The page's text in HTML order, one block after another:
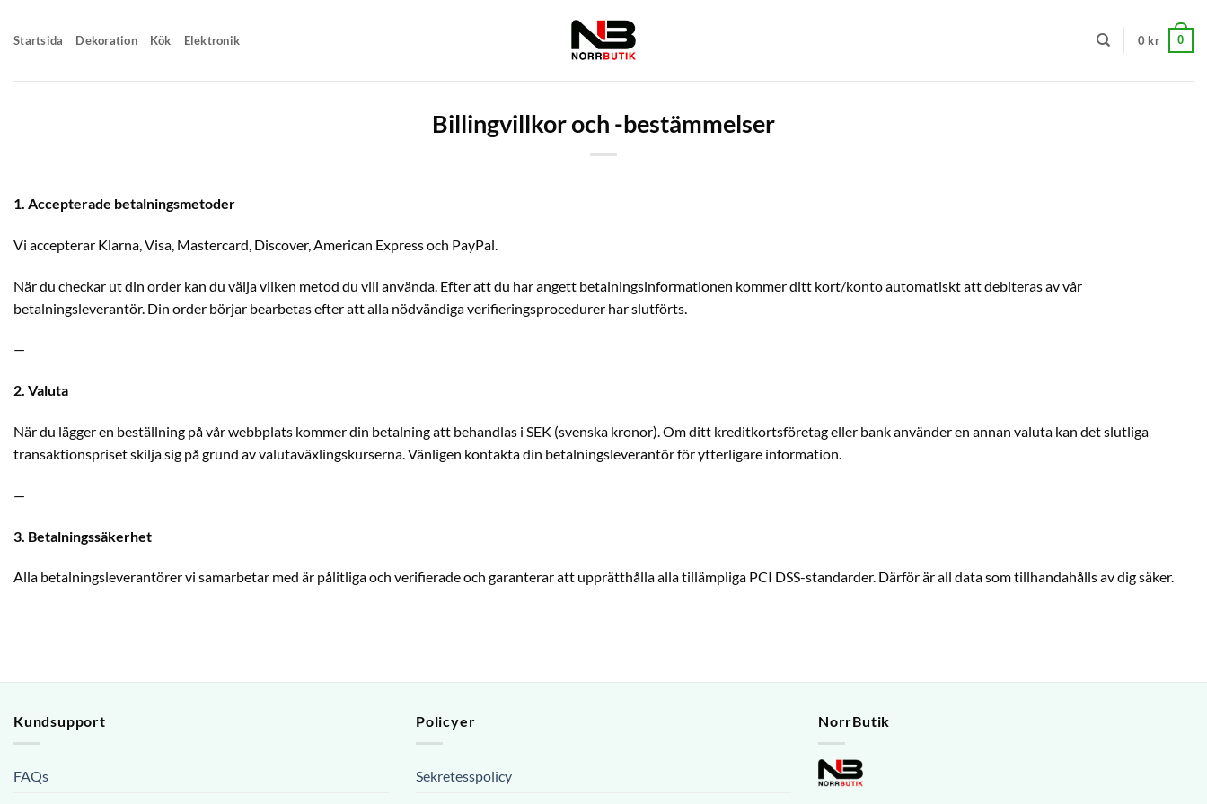
Startsida Dekoration Kök Elektronik 0 kr 0
Billingvillkor och -bestämmelser
1. Accepterade betalningsmetoder
Vi accepterar Klarna, Visa, Mastercard, Discover, American Express och PayPal.
När du checkar ut din order kan du välja vilken metod du vill använda. Efter att du har angett betalningsinformationen kommer ditt kort/konto automatiskt att debiteras av vår
betalningsleverantör. Din order börjar bearbetas efter att alla nödvändiga verifieringsprocedurer har slutförts.
—
2. Valuta
När du lägger en beställning på vår webbplats kommer din betalning att behandlas i SEK (svenska kronor). Om ditt kreditkortsföretag eller bank använder en annan valuta kan det slutliga
transaktionspriset skilja sig på grund av valutaväxlingskurserna. Vänligen kontakta din betalningsleverantör för ytterligare information.
—
3. Betalningssäkerhet
Alla betalningsleverantörer vi samarbetar med är pålitliga och verifierade och garanterar att upprätthålla alla tillämpliga PCI DSS-standarder. Därför är all data som tillhandahålls av dig säker.
Kundsupport
FAQs
Policyer
Sekretesspolicy
NorrButik